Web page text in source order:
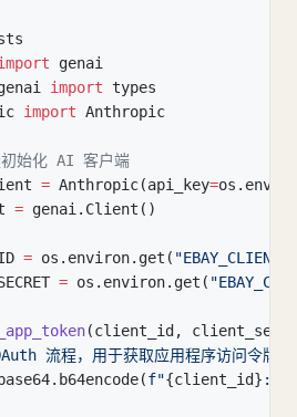
genai
import types
import Anthropic
始化 AI 客户端
= Anthropic(api_key=os .
= genai . Client ( )
= os . environ. get (
= os . environ. get (
(client_id ,
流程，用于获取应用程序访问令牌
. b64encode(f"{client_id} :